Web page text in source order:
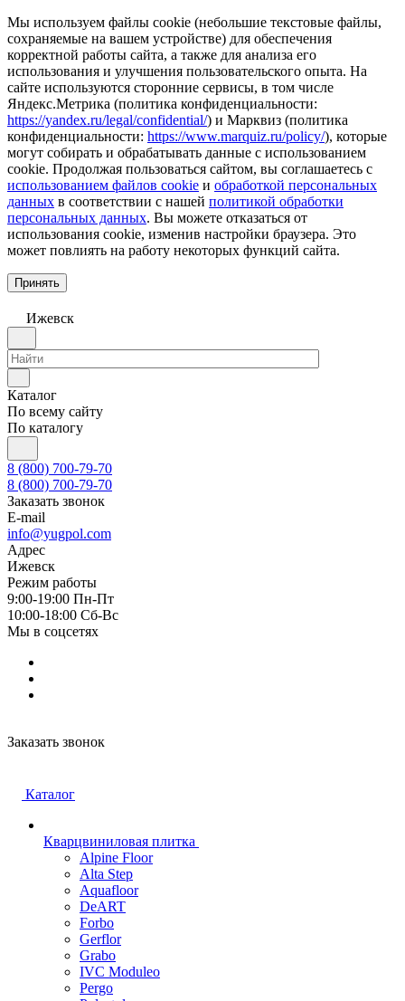
Мы используем файлы cookie (небольшие текстовые файлы,
сохраняемые на вашем устройстве) для обеспечения
корректной работы сайта, а также для анализа его
использования и улучшения пользовательского опыта. На
сайте используются сторонние сервисы, в том числе
Яндекс.Метрика (политика конфиденциальности:
https://yandex.ru/legal/confidential/) и Марквиз (политика
конфиденциальности: https://www.marquiz.ru/policy/), которые
могут собирать и обрабатывать данные с использованием
cookie. Продолжая пользоваться сайтом, вы соглашаетесь с
использованием файлов cookie и обработкой персональных
данных в соответствии с нашей политикой обработки
персональных данных. Вы можете отказаться от
использования cookie, изменив настройки браузера. Это
может повлиять на работу некоторых функций сайта.
Принять
Ижевск
Каталог
По всему сайту
По каталогу
8 (800) 700-79-70
8 (800) 700-79-70
Заказать звонок
E-mail
info@yugpol.com
Адрес
Ижевск
Режим работы
9:00-19:00 Пн-Пт
10:00-18:00 Cб-Вс
Мы в соцсетях
Заказать звонок
Каталог
Кварцвиниловая плитка
Alpine Floor
Alta Step
Aquafloor
DeART
Forbo
Gerflor
Grabo
IVC Moduleo
Pergo